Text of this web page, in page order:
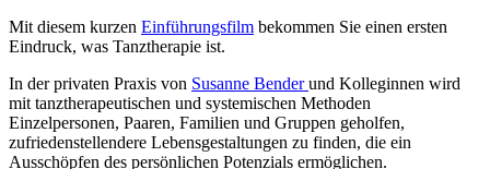
Mit diesem kurzen Einführungsfilm bekommen Sie einen ersten
Eindruck, was Tanztherapie ist.
In der privaten Praxis von Susanne Benderund Kolleginnen wird
mit tanztherapeutischen und systemischen Methoden
Einzelpersonen, Paaren, Familien und Gruppen geholfen,
zufriedenstellendere Lebensgestaltungen zu finden, die ein
Ausschöpfen des persönlichen Potenzials ermöglichen.